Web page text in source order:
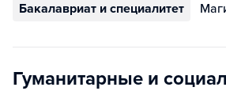
Бакалавриат и специалитет
Гуманитарные и